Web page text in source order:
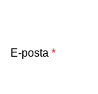
E-posta *